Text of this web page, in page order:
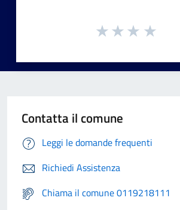
Contatta il comune
Leggi le domande frequenti
Richiedi Assistenza
Chiama il comune 0119218111